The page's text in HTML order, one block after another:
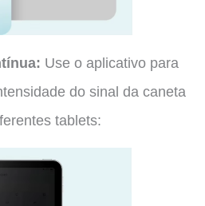
Use o aplicativo para
do sinal da caneta
tablets: